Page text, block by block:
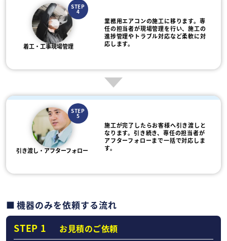
STEP
4
着工・工事現場管理
業務用エアコンの施工に移ります。専
任の担当者が現場管理を行い、施工の
進捗管理やトラブル対応など柔軟に対
応します。
STEP
5
引き渡し・アフターフォロー
施工が完了したらお客様へ引き渡しと
なります。引き続き、専任の担当者が
アフターフォローまで一括で対応しま
す。
機器のみを依頼する流れ
STEP 1 お見積のご依頼